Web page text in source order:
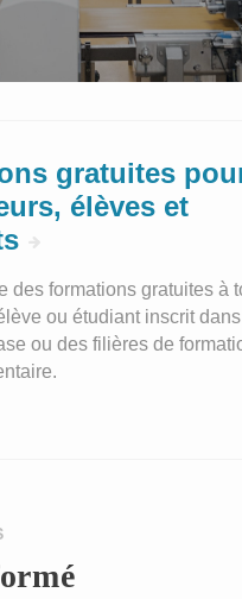
gratuites
élèves et
des formations gratuites à
ou étudiant inscrit
ou des filières de